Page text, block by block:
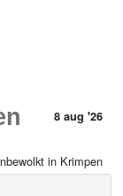
8 aug '26
in Krimpen